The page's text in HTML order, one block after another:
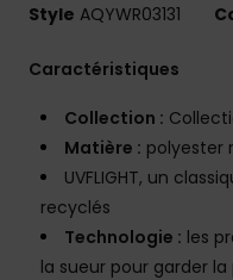
Style AQYWR03131
Caractéristiques
Collection :
Matière : polyester
UVFLIGHT, un
recyclés
Technologie : les
la sueur pour garder